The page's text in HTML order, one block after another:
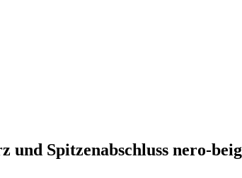
Spitzenabschluss nero-